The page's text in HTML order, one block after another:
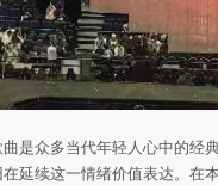
曲是众多当代年轻人心中的
延续这一情绪价值表达。在